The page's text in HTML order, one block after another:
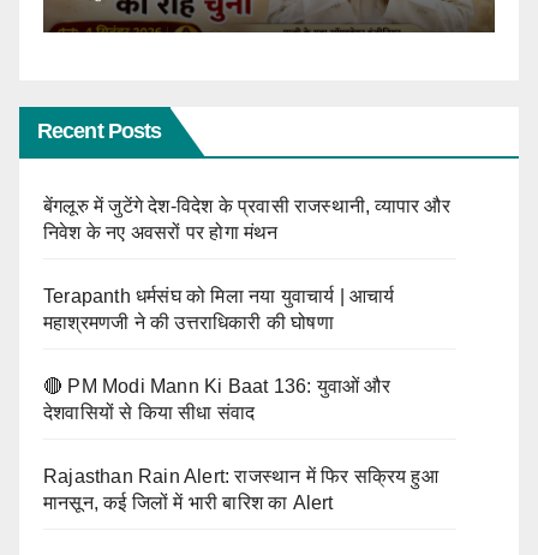
Recent Posts
बेंगलूरु में जुटेंगे देश-विदेश के प्रवासी राजस्थानी, व्यापार और
निवेश के नए अवसरों पर होगा मंथन
Terapanth धर्मसंघ को मिला नया युवाचार्य | आचार्य
महाश्रमणजी ने की उत्तराधिकारी की घोषणा
🔴 PM Modi Mann Ki Baat 136: युवाओं और
देशवासियों से किया सीधा संवाद
Rajasthan Rain Alert: राजस्थान में फिर सक्रिय हुआ
मानसून, कई जिलों में भारी बारिश का Alert